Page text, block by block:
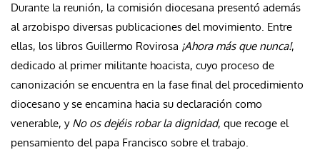
Durante la reunión, la comisión diocesana presentó además
al arzobispo diversas publicaciones del movimiento. Entre
ellas, los libros Guillermo Rovirosa ¡Ahora más que nunca!,
dedicado al primer militante hoacista, cuyo proceso de
canonización se encuentra en la fase final del procedimiento
diocesano y se encamina hacia su declaración como
venerable, y No os dejéis robar la dignidad, que recoge el
pensamiento del papa Francisco sobre el trabajo.